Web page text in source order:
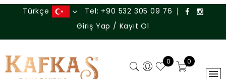
Türkçe Tel: +90 532 305 09 76
Giriş Yap / Kayıt Ol
0 0